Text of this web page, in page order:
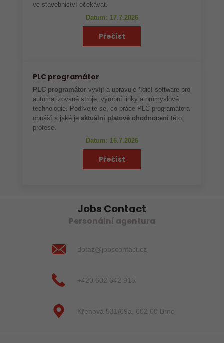
ve stavebnictví očekávat.
Datum: 17.7.2026
Přečíst
PLC programátor
PLC programátor vyvíjí a upravuje řídicí software pro
automatizované stroje, výrobní linky a průmyslové
technologie. Podívejte se, co práce PLC programátora
obnáší a jaké je aktuální platové ohodnocení této
profese.
Datum: 16.7.2026
Přečíst
Jobs Contact
Personální agentura
dotaz@jobscontact.cz
+420 602 642 915
Křenová 531/69a, 602 00 Brno